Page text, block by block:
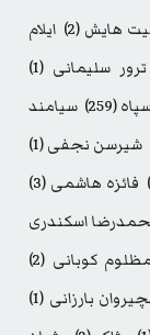
هایش (2)
ایلام
ترور سلیمانی (1)
(259)
سیامند
شیرسن نجفی(1)
فائزه هاشمی (3)
اسکندری
مظلوم کوبانی (2)
بارزانی (1)